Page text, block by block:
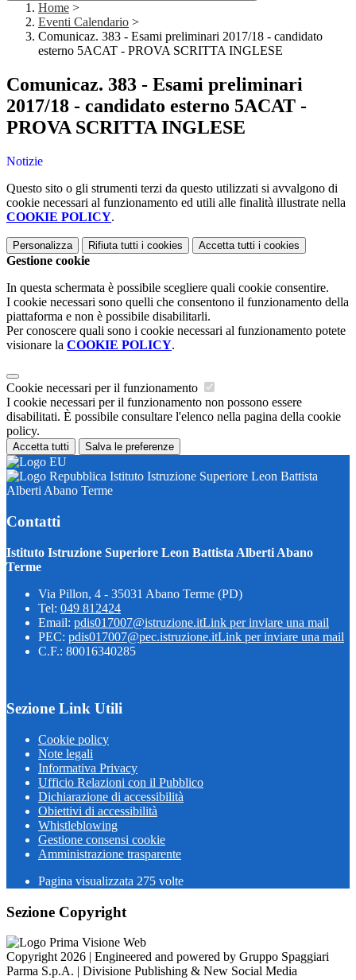
Home >
Eventi Calendario >
Comunicaz. 383 - Esami preliminari 2017/18 - candidato
esterno 5ACAT - PROVA SCRITTA INGLESE
Comunicaz. 383 - Esami preliminari
2017/18 - candidato esterno 5ACAT -
PROVA SCRITTA INGLESE
Notizie
Questo sito o gli strumenti terzi da questo utilizzati si avvalgono di
cookie necessari al funzionamento ed utili alle finalità illustrate nella
COOKIE POLICY.
Personalizza Rifiuta tutti i cookies Accetta tutti i cookies
Gestione cookie
In questa schermata è possibile scegliere quali cookie consentire.
I cookie necessari sono quelli che consentono il funzionamento della
piattaforma e non è possibile disabilitarli.
Per conoscere quali sono i cookie necessari al funzionamento potete
visionare la COOKIE POLICY.
Cookie necessari per il funzionamento
I cookie necessari per il funzionamento non possono essere
disabilitati. È possibile consultare l'elenco nella pagina della cookie
policy.
Accetta tutti Salva le preferenze
Istituto Istruzione Superiore Leon Battista
Alberti Abano Terme
Contatti
Istituto Istruzione Superiore Leon Battista Alberti Abano
Terme
Via Pillon, 4 - 35031 Abano Terme (PD)
Tel: 049 812424
Email: pdis017007@istruzione.itLink per inviare una mail
PEC: pdis017007@pec.istruzione.itLink per inviare una mail
C.F.: 80016340285
Sezione Link Utili
Cookie policy
Note legali
Informativa Privacy
Ufficio Relazioni con il Pubblico
Dichiarazione di accessibilità
Obiettivi di accessibilità
Whistleblowing
Gestione consensi cookie
Amministrazione trasparente
Pagina visualizzata 275 volte
Sezione Copyright
Copyright 2026 | Engineered and powered by Gruppo Spaggiari
Parma S.p.A. | Divisione Publishing & New Social Media